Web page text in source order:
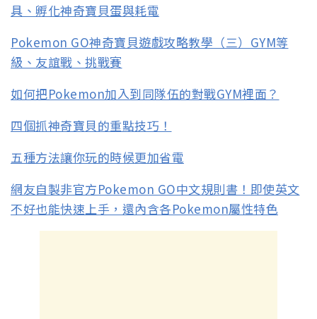
具、孵化神奇寶貝蛋與耗電
Pokemon GO神奇寶貝遊戲攻略教學（三）GYM等
級、友誼戰、挑戰賽
如何把Pokemon加入到同隊伍的對戰GYM裡面？
四個抓神奇寶貝的重點技巧！
五種方法讓你玩的時候更加省電
網友自製非官方Pokemon GO中文規則書！即使英文
不好也能快速上手，還內含各Pokemon屬性特色